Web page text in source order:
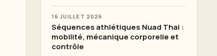
16 JUILLET 2026
Séquences athlétiques Nuad Thai :
mobilité, mécanique corporelle et
contrôle